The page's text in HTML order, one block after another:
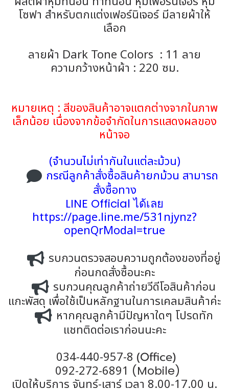
โซฟา สำหรับตกแต่งเฟอร์นิเจอร์ มีลายผ้าให้
เลือก
ลายผ้า Dark Tone Colors : 11 ลาย
ความกว้างหน้าผ้า : 220 ซม.
หมายเหตุ : สีของสินค้าอาจแตกต่างจากในภาพ
เล็กน้อย เนื่องจากข้อจำกัดในการแสดงผลของ
หน้าจอ
(จำนวนไม่เท่ากันในแต่ละม้วน)
กรณีลูกค้าสั่งซื้อสินค้ายกม้วน สามารถ
สั่งซื้อทาง
LINE Official ได้เลย
https://page.line.me/531njynz?
openQrModal=true
รบกวนตรวจสอบความถูกต้องของที่อยู่
ก่อนกดสั่งซื้อนะคะ
รบกวนคุณลูกค้าถ่ายวีดีโอสินค้าก่อน
แกะพัสดุ เพื่อใช้เป็นหลักฐานในการเคลมสินค้าค่ะ
หากคุณลูกค้ามีปัญหาใดๆ โปรดทัก
แชทติดต่อเราก่อนนะคะ
034-440-957-8 (Office)
092-272-6891 (Mobile)
เปิดให้บริการ จันทร์-เสาร์ เวลา 8.00-17.00 น.